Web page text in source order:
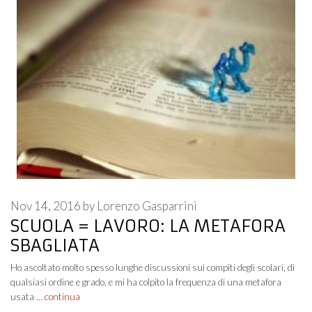
SCUOLA = LAVORO: LA METAFORA
SBAGLIATA
Nov 14, 2016 by Lorenzo Gasparrini
Ho ascoltato molto spesso lunghe discussioni sui compiti degli scolari, di
qualsiasi ordine e grado, e mi ha colpito la frequenza di una metafora
usata … continua